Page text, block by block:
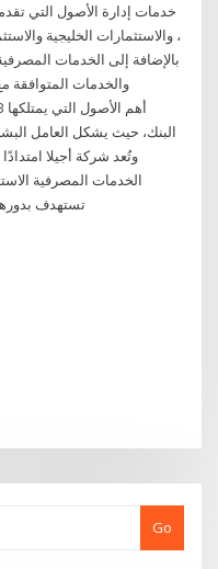
خدمات إدارة الأصول التي
، والاستثمارات الخليجية
والخدمات المتوافقة
البنك، حيث يشكل العامل
وتُعد شركة أجيلا
الخدمات المصرفية
تستهدف
Go